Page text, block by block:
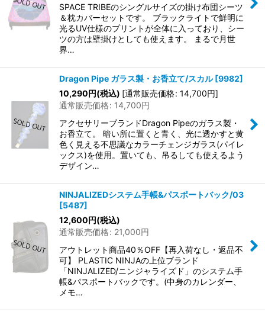
SPACE TRIBEのシングルサイズの掛け布団シーツ
＆枕カバーセットです。 ブラックライトで鮮明に
光るUV仕様のプリントが全体に入っており、シー
ツの方は壁掛けとしても使えます。 まるで月世
界…
Dragon Pipe ガラス製・お香立て/スカル [9982]
10,290円(税込) [通常販売価格: 14,700円]
通常販売価格: 14,700円
アクセサリーブランドDragon Pipeのガラス製・
お香立て。 暗い所に置くと青く、光に透かすと黄
色く見える不思議なカラーチェンジガラス(パイレ
ックス)を使用。置いても、吊るしても使えるよう
デザイン…
NINJALIZEDシステム手帳&パスポートバック/03
[5487]
12,600円(税込)
通常販売価格: 21,000円
アウトレット商品40％OFF【再入荷なし・返品不
可】 PLASTIC NINJAの上位ブランド
「NINJALIZED/ニンジャライズド」のシステム手
帳&パスポートバックです。(中身のカレンダー、
メモ…